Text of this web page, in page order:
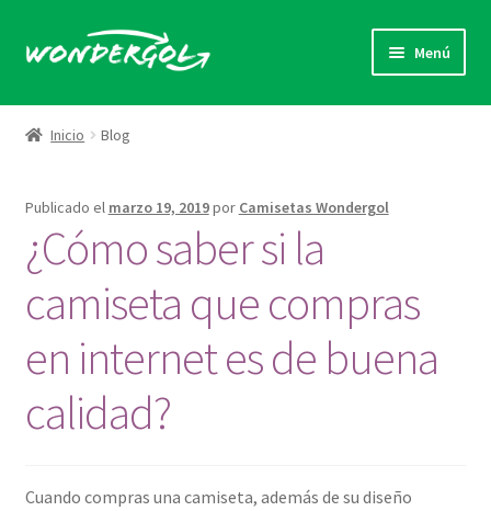
a
navegación
al
Menú
Camisetas con goles
Quienes Somos
Contacto
Inicio Blog
Publicado el marzo 19, 2019por Camisetas Wondergol
¿Cómo saber si la
camiseta que compras
en internet es de buena
calidad?
Cuando compras una camiseta, además de su diseño